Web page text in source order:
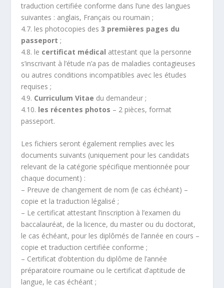
traduction certifiée conforme dans l’une des langues
suivantes : anglais, Français ou roumain ;
4.7. les photocopies des3 premières pages du
passeport ;
4.8. le certificat médical attestant que la personne
s’inscrivant à l’étude n’a pas de maladies contagieuses
ou autres conditions incompatibles avec les études
requises ;
4.9. Curriculum Vitae du demandeur ;
4.10. les récentes photos – 2 pièces, format
passeport.
Les fichiers seront également remplies avec les
documents suivants (uniquement pour les candidats
relevant de la catégorie spécifique mentionnée pour
chaque document) :
– Preuve de changement de nom (le cas échéant) –
copie et la traduction légalisé ;
– Le certificat attestant l’inscription à l’examen du
baccalauréat, de la licence, du master ou du doctorat,
le cas échéant, pour les diplômés de l’année en cours –
copie et traduction certifiée conforme ;
– Certificat d’obtention du diplôme de l’année
préparatoire roumaine ou le certificat d’aptitude de
langue, le cas échéant ;